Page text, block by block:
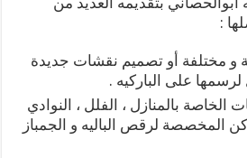
:
و مختلفة أو تصميم نقشات جديدة
على الباركيه .
الخاصة بالمنازل ، الفلل ، النوادي
المخصصة لرقص الباليه و الجمباز